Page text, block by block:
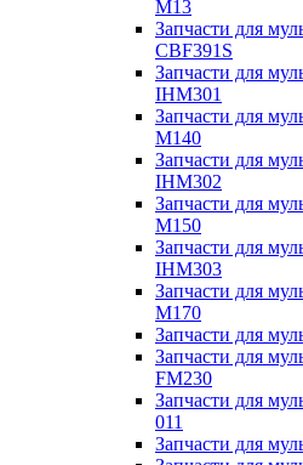
M13
Запчасти для
CBF391S
Запчасти для
IHM301
Запчасти для
M140
Запчасти для
IHM302
Запчасти для
M150
Запчасти для
IHM303
Запчасти для
M170
Запчасти для
Запчасти для
FM230
Запчасти для
011
Запчасти для